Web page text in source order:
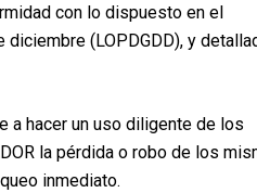
con lo dispuesto en el
(LOPDGDD), y
a hacer un uso diligente de los
la pérdida o robo de los
inmediato.